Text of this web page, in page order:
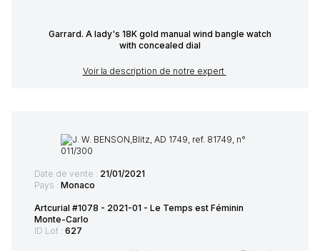
Garrard. A lady's 18K gold manual wind bangle watch
with concealed dial
Voir la description de notre expert
Date de vente : 21/01/2021
Pays : Monaco
Artcurial #1078 - 2021-01 - Le Temps est Féminin
Monte-Carlo
ID Lot : 627